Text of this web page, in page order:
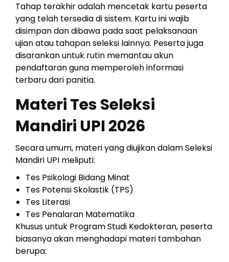
Tahap terakhir adalah mencetak kartu peserta
yang telah tersedia di sistem. Kartu ini wajib
disimpan dan dibawa pada saat pelaksanaan
ujian atau tahapan seleksi lainnya. Peserta juga
disarankan untuk rutin memantau akun
pendaftaran guna memperoleh informasi
terbaru dari panitia.
Materi Tes Seleksi
Mandiri UPI 2026
Secara umum, materi yang diujikan dalam Seleksi
Mandiri UPI meliputi:
Tes Psikologi Bidang Minat
Tes Potensi Skolastik (TPS)
Tes Literasi
Tes Penalaran Matematika
Khusus untuk Program Studi Kedokteran, peserta
biasanya akan menghadapi materi tambahan
berupa: